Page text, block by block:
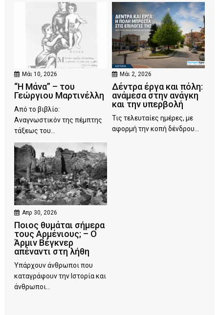
Μάι 10, 2026
“Η Μάνα” – του
Γεώργιου Μαρτινέλλη
Από το βιβλίο:
Αναγνωστικόν της πέμπτης
τάξεως του...
Μάι 2, 2026
Δέντρα έργα και πόλη:
ανάμεσα στην ανάγκη
και την υπερβολή
Τις τελευταίες ημέρες, με
αφορμή την κοπή δένδρου...
Απρ 30, 2026
Ποιος θυμάται σήμερα
τους Αρμένιους; – Ο
Άρμιν Βέγκνερ
απέναντι στη λήθη
Υπάρχουν άνθρωποι που
καταγράφουν την Ιστορία και
άνθρωποι...